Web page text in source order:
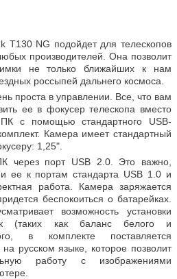
T130 NG подойдет для телескопов
производителей. Она позволит
не только ближайших к нам
россыпей дальнего космоса.
проста в управлении. Все, что вам
ее в фокусер телескопа вместо
с помощью стандартного USB-
Камера имеет стандартный
1,25".
через порт USB 2.0. Это важно,
ее к портам стандарта USB 1.0 и
работа. Камера заряжается
беспокоиться о батарейках.
возможность установки
(таких как баланс белого и
в комплекте поставляется
русском языке, которое позволит
работу с изображениями